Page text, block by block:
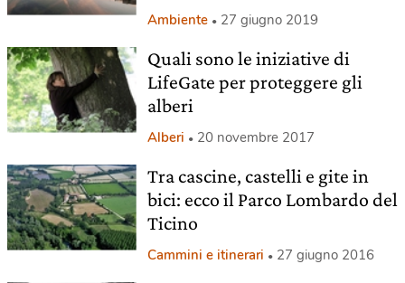
Ambiente 27 giugno 2019
Quali sono le iniziative di
LifeGate per proteggere gli
alberi
Alberi 20 novembre 2017
Tra cascine, castelli e gite in
bici: ecco il Parco Lombardo del
Ticino
Cammini e itinerari 27 giugno 2016